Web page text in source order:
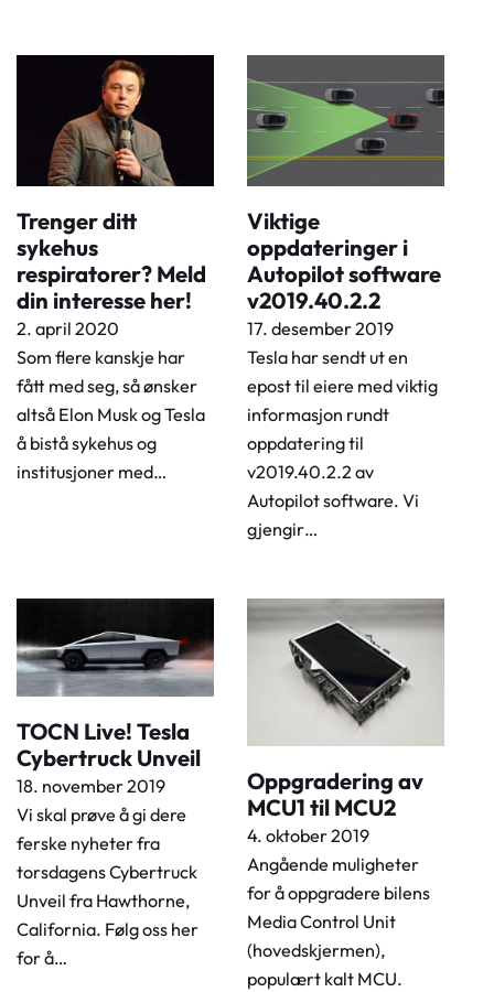
Trenger ditt
sykehus
respiratorer? Meld
din interesse her!
2. april 2020
Som flere kanskje har
fått med seg, så ønsker
altså Elon Musk og Tesla
å bistå sykehus og
institusjoner med…
Viktige
oppdateringer i
Autopilot software
v2019.40.2.2
17. desember 2019
Tesla har sendt ut en
epost til eiere med viktig
informasjon rundt
oppdatering til
v2019.40.2.2 av
Autopilot software. Vi
gjengir…
TOCN Live! Tesla
Cybertruck Unveil
18. november 2019
Vi skal prøve å gi dere
ferske nyheter fra
torsdagens Cybertruck
Unveil fra Hawthorne,
California. Følg oss her
for å…
Oppgradering av
MCU1 til MCU2
4. oktober 2019
Angående muligheter
for å oppgradere bilens
Media Control Unit
(hovedskjermen),
populært kalt MCU.